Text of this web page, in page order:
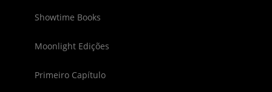
Showtime Books
Moonlight Edições
Primeiro Capítulo